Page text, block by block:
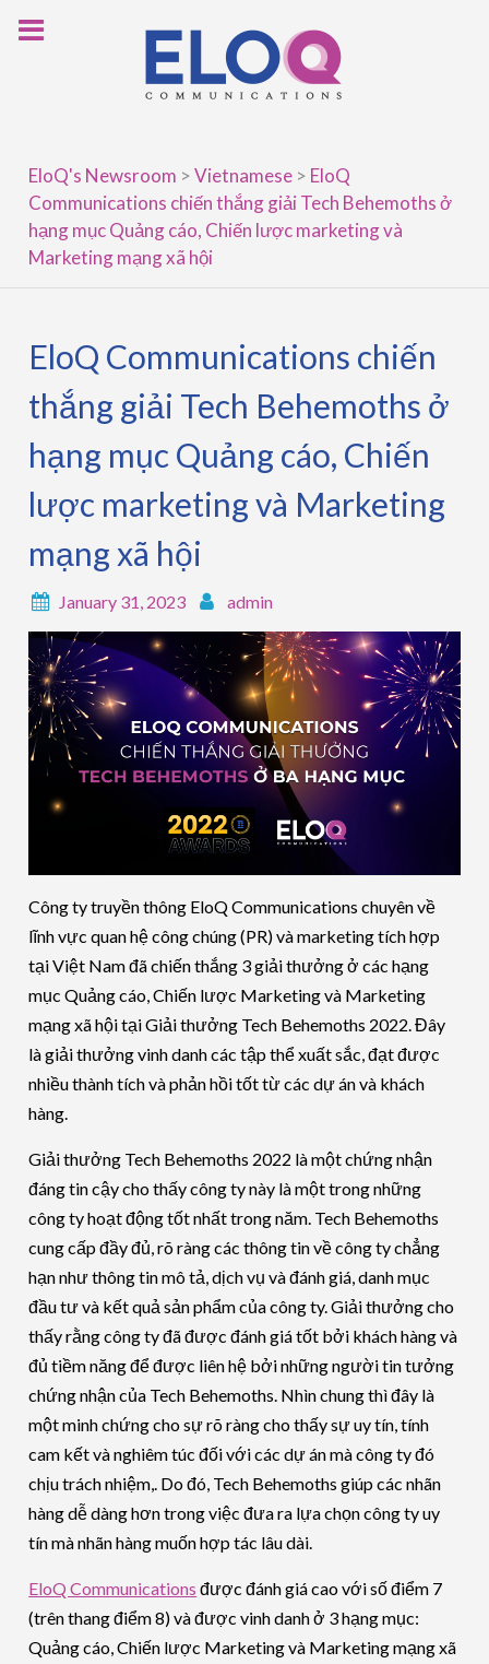
EloQ's Newsroom >Vietnamese > EloQ
Communications chiến thắng giải Tech Behemoths ở
hạng mục Quảng cáo, Chiến lược marketing và
Marketing mạng xã hội
EloQ Communications chiến
thắng giải Tech Behemoths ở
hạng mục Quảng cáo, Chiến
lược marketing và Marketing
mạng xã hội
January 31, 2023 admin
Công ty truyền thông EloQ Communications chuyên về
lĩnh vực quan hệ công chúng (PR) và marketing tích hợp
tại Việt Nam đã chiến thắng 3 giải thưởng ở các hạng
mục Quảng cáo, Chiến lược Marketing và Marketing
mạng xã hội tại Giải thưởng Tech Behemoths 2022. Đây
là giải thưởng vinh danh các tập thể xuất sắc, đạt được
nhiều thành tích và phản hồi tốt từ các dự án và khách
hàng.
Giải thưởng Tech Behemoths 2022 là một chứng nhận
đáng tin cậy cho thấy công ty này là một trong những
công ty hoạt động tốt nhất trong năm. Tech Behemoths
cung cấp đầy đủ, rõ ràng các thông tin về công ty chẳng
hạn như thông tin mô tả, dịch vụ và đánh giá, danh mục
đầu tư và kết quả sản phẩm của công ty. Giải thưởng cho
thấy rằng công ty đã được đánh giá tốt bởi khách hàng và
đủ tiềm năng để được liên hệ bởi những người tin tưởng
chứng nhận của Tech Behemoths. Nhìn chung thì đây là
một minh chứng cho sự rõ ràng cho thấy sự uy tín, tính
cam kết và nghiêm túc đối với các dự án mà công ty đó
chịu trách nhiệm,. Do đó, Tech Behemoths giúp các nhãn
hàng dễ dàng hơn trong việc đưa ra lựa chọn công ty uy
tín mà nhãn hàng muốn hợp tác lâu dài.
EloQ Communications được đánh giá cao với số điểm 7
(trên thang điểm 8) và được vinh danh ở 3 hạng mục:
Quảng cáo, Chiến lược Marketing và Marketing mạng xã